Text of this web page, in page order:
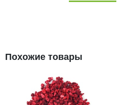
Похожие товары